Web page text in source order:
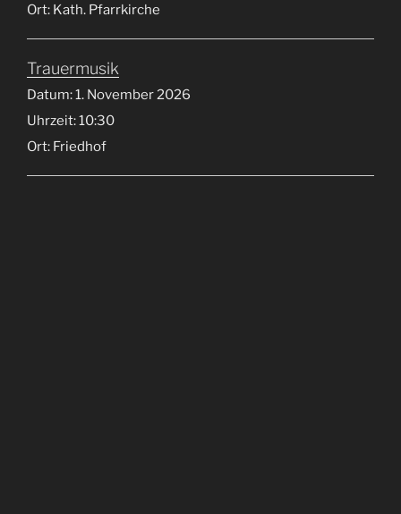
Ort: Kath. Pfarrkirche
Trauermusik
Datum:1. November 2026
Uhrzeit:10:30
Ort: Friedhof